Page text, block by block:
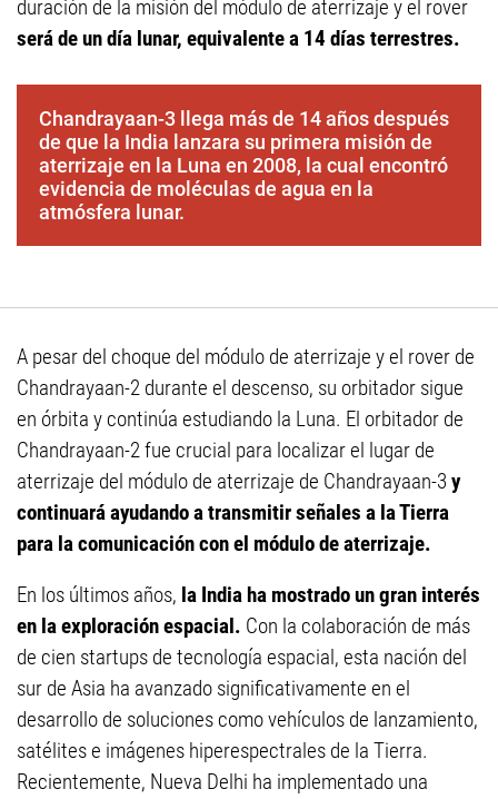
duración de la misión del módulo de aterrizaje y el rover
será de un día lunar, equivalente a 14 días terrestres.
Chandrayaan-3 llega más de 14 años después
de que la India lanzara su primera misión de
aterrizaje en la Luna en 2008, la cual encontró
evidencia de moléculas de agua en la
atmósfera lunar.
A pesar del choque del módulo de aterrizaje y el rover de
Chandrayaan-2 durante el descenso, su orbitador sigue
en órbita y continúa estudiando la Luna. El orbitador de
Chandrayaan-2 fue crucial para localizar el lugar de
aterrizaje del módulo de aterrizaje de Chandrayaan-3 y
continuará ayudando a transmitir señales a la Tierra
para la comunicación con el módulo de aterrizaje.
En los últimos años, la India ha mostrado un gran interés
en la exploración espacial. Con la colaboración de más
de cien startups de tecnología espacial, esta nación del
sur de Asia ha avanzado significativamente en el
desarrollo de soluciones como vehículos de lanzamiento,
satélites e imágenes hiperespectrales de la Tierra.
Recientemente, Nueva Delhi ha implementado una